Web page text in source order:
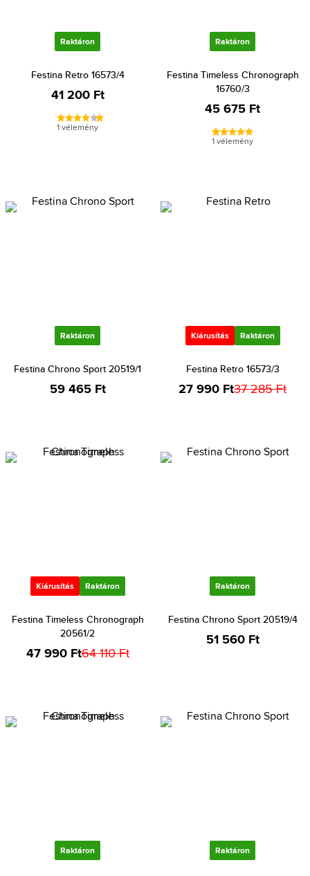
Raktáron
Festina Retro 16573/4
41 200 Ft
1 vélemény
Raktáron
Festina Timeless Chronograph
16760/3
45 675 Ft
1 vélemény
Raktáron
Festina Chrono Sport 20519/1
59 465 Ft
Kiárusítás Raktáron
Festina Retro 16573/3
27 990 Ft37 285 Ft
Kiárusítás Raktáron
Festina Timeless Chronograph
20561/2
47 990 Ft64 110 Ft
Raktáron
Festina Chrono Sport 20519/4
51 560 Ft
Raktáron Raktáron